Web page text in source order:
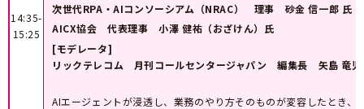
14:35-
15:25
次世代RPA・AIコンソーシアム（NRAC） 理事 砂金 信一郎 氏
AICX協会 代表理事 小澤 健祐（おざけん）氏
[モデレータ]
リックテレコム 月刊コールセンタージャパン 編集長 矢島 竜児
AIエージェントが浸透し、業務のやり方そのものが変容したとき、